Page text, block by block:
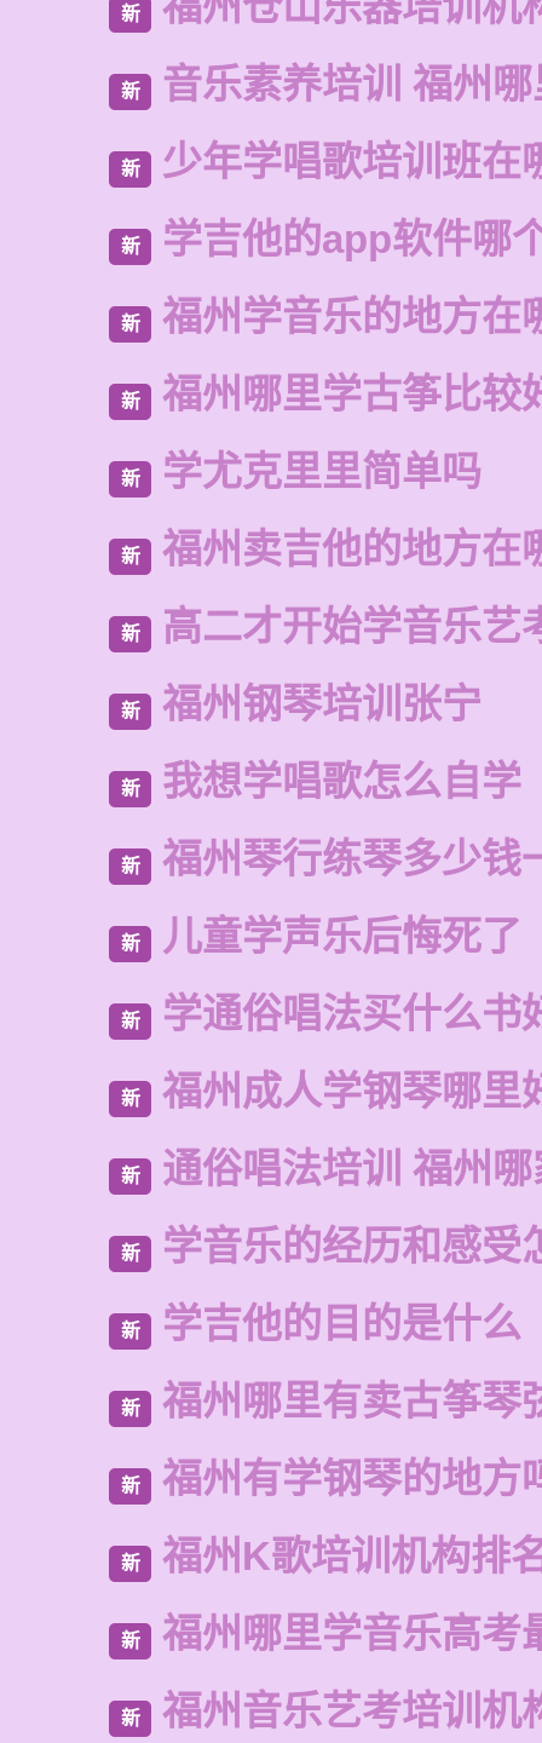
新
新 音乐素养培训 福州
新 少年学唱歌培训班在
新 学吉他的app软件哪
新 福州学音乐的地方在
新 福州哪里学古筝比较
新 学尤克里里简单吗
新 福州卖吉他的地方在
新 高二才开始学音乐艺
新 福州钢琴培训张宁
新 我想学唱歌怎么自学
新 福州琴行练琴多少钱
新 儿童学声乐后悔死了
新 学通俗唱法买什么书
新 福州成人学钢琴哪里
新 通俗唱法培训 福州
新 学音乐的经历和感受
新 学吉他的目的是什么
新 福州哪里有卖古筝琴
新 福州有学钢琴的地方
新 福州K歌培训机构排
新 福州哪里学音乐高考
新 福州音乐艺考培训机